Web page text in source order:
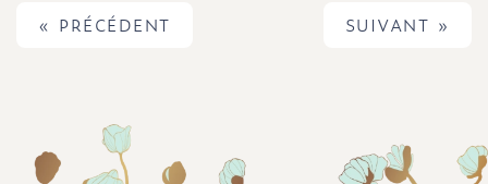
« PRÉCÉDENT SUIVANT »